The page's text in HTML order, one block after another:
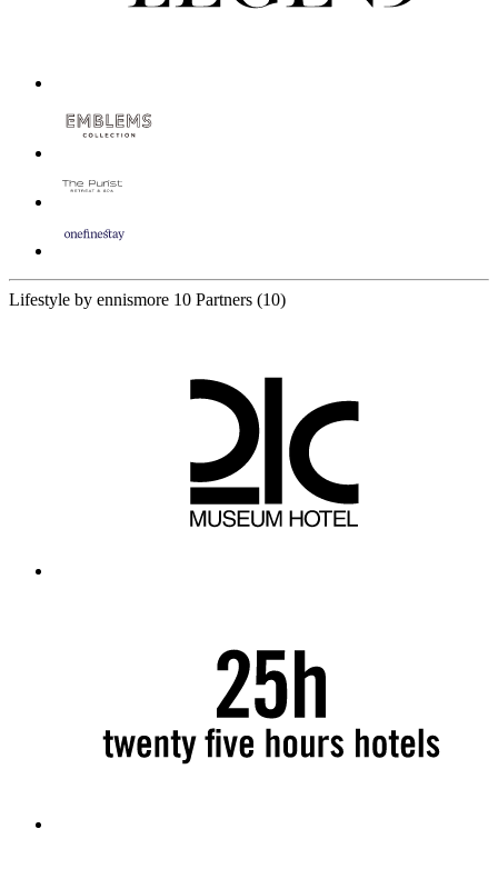
Lifestyle by ennismore 10 Partners (10)